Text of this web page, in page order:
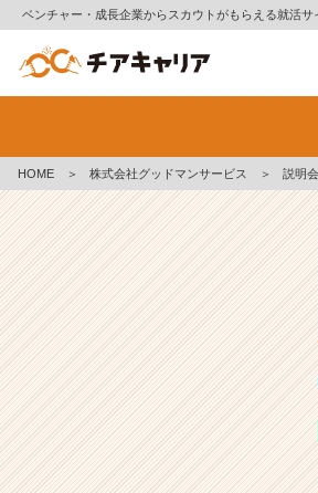
ベンチャー・成長企業からスカウトがもらえる就活サ
社
グ
HOME ＞ 株式会社グッドマンサービス ＞ 説明